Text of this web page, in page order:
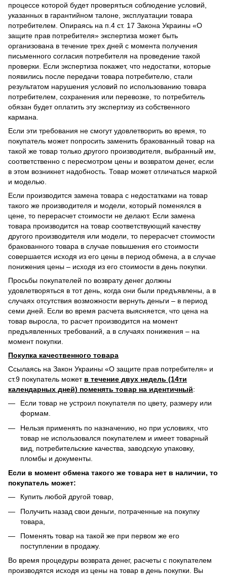
процессе которой будет проверяться соблюдение условий,
указанных в гарантийном талоне, эксплуатации товара
потребителем. Опираясь на п.4 ст. 17 Закона Украины «О
защите прав потребителя» экспертиза может быть
организована в течение трех дней с момента получения
письменного согласия потребителя на проведение такой
проверки. Если экспертиза покажет, что недостатки, которые
появились после передачи товара потребителю, стали
результатом нарушения условий по использованию товара
потребителем, сохранения или перевозке, то потребитель
обязан будет оплатить эту экспертизу из собственного
кармана.
Если эти требования не смогут удовлетворить во время, то
покупатель может попросить заменить бракованный товар на
такой же товар только другого производителя, выбранный им,
соответственно с пересмотром цены и возвратом денег, если
в этом возникнет надобность. Товар может отличаться маркой
и моделью.
Если производится замена товара с недостатками на товар
такого же производителя и модели, который поменялся в
цене, то перерасчет стоимости не делают. Если замена
товара производится на товар соответствующий качеству
другого производителя или модели, то перерасчет стоимости
бракованного товара в случае повышения его стоимости
совершается исходя из его цены в период обмена, а в случае
понижения цены – исходя из его стоимости в день покупки.
Просьбы покупателей по возврату денег должны
удовлетворяться в тот день, когда они были предъявлены, а в
случаях отсутствия возможности вернуть деньги – в период
семи дней. Если во время расчета выясняется, что цена на
товар выросла, то расчет производится на момент
предъявленных требований, а в случаях понижения – на
момент покупки.
Покупка качественного товара
Ссылаясь на Закон Украины «О защите прав потребителя» и
ст.9 покупатель может в течение двух недель (14ти
календарных дней) поменять товар на идентичный:
Если товар не устроил покупателя по цвету, размеру или
формам.
Нельзя применять по назначению, но при условиях, что
товар не использовался покупателем и имеет товарный
вид, потребительские качества, заводскую упаковку,
пломбы и документы.
Если в момент обмена такого же товара нет в наличии, то
покупатель может:
Купить любой другой товар,
Получить назад свои деньги, потраченные на покупку
товара,
Поменять товар на такой же при первом же его
поступлении в продажу.
Во время процедуры возврата денег, расчеты с покупателем
производятся исходя из цены на товар в день покупки. Вы